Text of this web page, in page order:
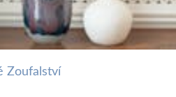
Zoufalství